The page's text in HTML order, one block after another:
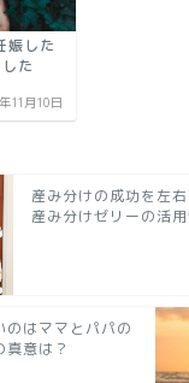
娠した
た
11月10日
産み分けの成功を左
産み分けゼリーの活用
のはママとパパの
意は？